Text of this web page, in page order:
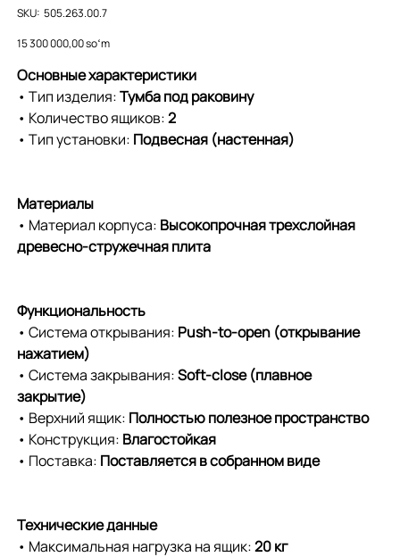
SKU: SKU
505.263.00.7
505.263.00.7
Price
15 300 000,00 soʻm
Основные характеристики
• Тип изделия:Тумба под раковину
• Количество ящиков:2
• Тип установки: Подвесная (настенная)
Материалы
• Материал корпуса: Высокопрочная трехслойная
древесно-стружечная плита
Функциональность
• Система открывания: Push-to-open (открывание
нажатием)
• Система закрывания:Soft-close (плавное
закрытие)
• Верхний ящик: Полностью полезное пространство
• Конструкция: Влагостойкая
• Поставка: Поставляется в собранном виде
Технические данные
• Максимальная нагрузка на ящик:20 кг